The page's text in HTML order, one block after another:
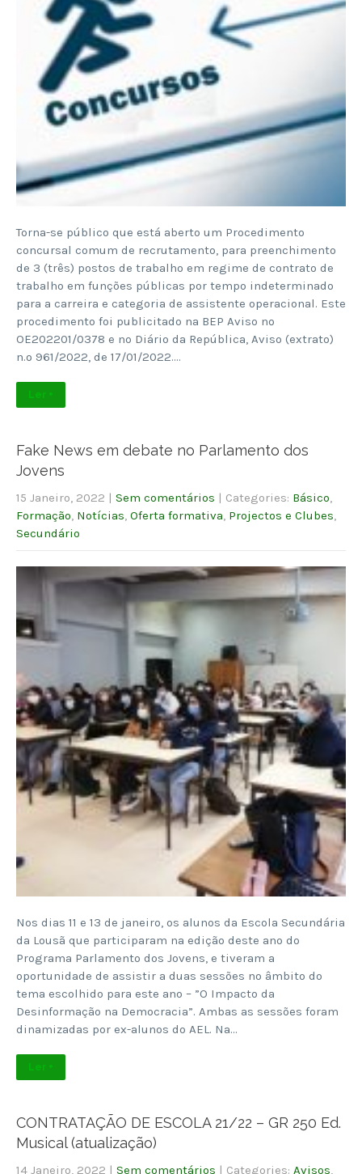
Torna-se público que está aberto um Procedimento
concursal comum de recrutamento, para preenchimento
de 3 (três) postos de trabalho em regime de contrato de
trabalho em funções públicas por tempo indeterminado
para a carreira e categoria de assistente operacional. Este
procedimento foi publicitado na BEP Aviso nº
OE202201/0378 e no Diário da República, Aviso (extrato)
n.º 961/2022, de 17/01/2022….
Ler +
Fake News em debate no Parlamento dos
Jovens
15 Janeiro, 2022 | Sem comentários | Categories: Básico
Formação Notícias Oferta formativa Projectos e Clubes
Secundário
Nos dias 11 e 13 de janeiro, os alunos da Escola Secundária
da Lousã que participaram na edição deste ano do
Programa Parlamento dos Jovens, e tiveram a
oportunidade de assistir a duas sessões no âmbito do
tema escolhido para este ano – ”O Impacto da
Desinformação na Democracia”. Ambas as sessões foram
dinamizadas por ex-alunos do AEL. Na…
Ler +
CONTRATAÇÃO DE ESCOLA 21/22 – GR 250 Ed.
Musical (atualização)
14 Janeiro, 2022 | Sem comentários | Categories: Avisos